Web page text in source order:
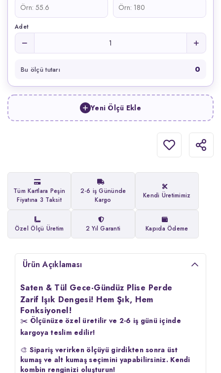
Adet
Bu ölçü tutarı 0
Yeni Ölçü Ekle
Tüm Kartlara Peşin
Fiyatına 3 Taksit
2-6 iş Gününde
Kargo
Kendi Üretimimiz
Özel Ölçü Üretim 2 Yıl Garanti Kapıda Ödeme
Ürün Açıklaması
Saten & Tül Gece-Gündüz Plise Perde
Zarif Işık Dengesi! Hem Şık, Hem
Fonksiyonel!
✂️ Ölçünüze özel üretilir ve 2-6 iş günü içinde
kargoya teslim edilir!
🎨 Sipariş verirken ölçüyü girdikten sonra üst
kumaş ve alt kumaş seçimini yapabilirsiniz. Kendi
kombin renginizi oluşturun!